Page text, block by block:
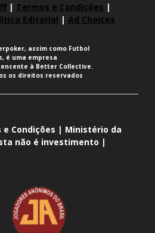
| Termos e Condições |
Editorial | Ad Choices
assim como Futbol
é uma empresa
à Better Collective.
os direitos reservados
Condições | Ministério da
não é investimento |